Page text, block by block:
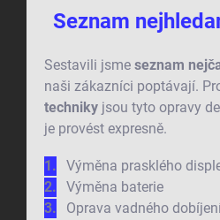
Seznam
Sestavili jsme seznam
naši zákazníci poptávají.
techniky jsou tyto opravy
je provést expresně.
Výměna prasklého
Výměna baterie
Oprava vadného